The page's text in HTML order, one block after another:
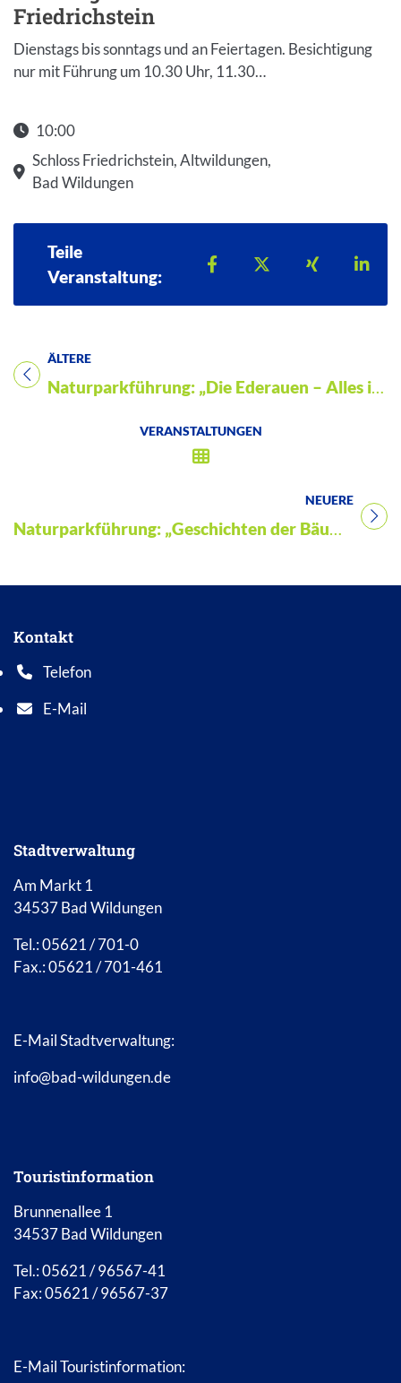
Friedrichstein
Dienstags bis sonntags und an Feiertagen. Besichtigung
nur mit Führung um 10.30 Uhr, 11.30…
10:00
Schloss Friedrichstein, Altwildungen,
Bad Wildungen
Teile
Veranstaltung:
Teilen auf Facebook
Teilen auf X
Teilen auf
ÄLTERE
Titel für Veranstaltung
Naturparkführung: „Die Ederauen – Alles im Fluss?“
VERANSTALTUNGEN
NEUERE
Titel für Veranstaltung
Naturparkführung: „Geschichten der Bäume – Natur erleben im Wandel der Zeit“
Kontakt
Telefon
Telefonnummer: 0 5 6 2 1 7 0 1 0
E-Mail
E-Mail Adresse: info@bad-wildungen.de
Stadtverwaltung
Am Markt 1
34537 Bad Wildungen
Tel.: 05621 / 701-0
Fax.: 05621 / 701-461
E-Mail Stadtverwaltung:
info@bad-wildungen.de
Touristinformation
Brunnenallee 1
34537 Bad Wildungen
Tel.: 05621 / 96567-41
Fax: 05621 / 96567-37
E-Mail Touristinformation: